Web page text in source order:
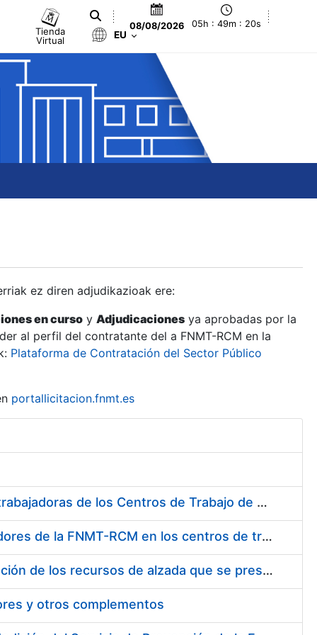
Tienda
Virtual
08/08/2026 05h : 49m : 21s
EU
ez diren adjudikazioak ere:
en curso y Adjudicaciones ya aprobadas por la
al perfil del contratante del a FNMT-RCM en la
Plataforma de Contratación del Sector Público
portallicitacion.fnmt.es
Suministro de Protectores Auditivos a medida para las personas trabajadoras de los Centros de Trabajo de Madrid y Burgos
Suministro de gafas graduadas antiproyecciones para los trabajadores de la FNMT-RCM en los centros de trabajo de Madrid y Burgos
Servicios de una empresa externa para el asesoramiento y resolución de los recursos de alzada que se presentan relacionados con procesos de selección para la FNMT-RCM
y otros complementos